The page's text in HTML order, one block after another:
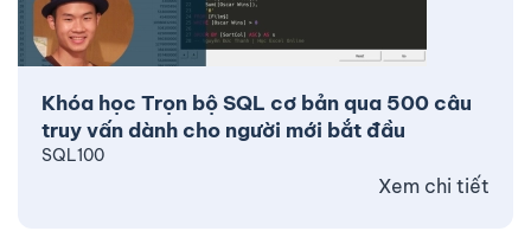
Khóa học Trọn bộ SQL cơ bản qua 500 câu
truy vấn dành cho người mới bắt đầu
SQL100
Xem chi tiết